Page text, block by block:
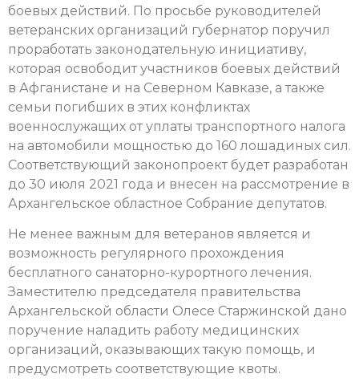
боевых действий. По просьбе руководителей
ветеранских организаций губернатор поручил
проработать законодательную инициативу,
которая освободит участников боевых действий
в Афганистане и на Северном Кавказе, а также
семьи погибших в этих конфликтах
военнослужащих от уплаты транспортного налога
на автомобили мощностью до 160 лошадиных сил.
Соответствующий законопроект будет разработан
до 30 июля 2021 года и внесен на рассмотрение в
Архангельское областное Собрание депутатов.
Не менее важным для ветеранов является и
возможность регулярного прохождения
бесплатного санаторно-курортного лечения.
Заместителю председателя правительства
Архангельской области Олесе Старжинской дано
поручение наладить работу медицинских
организаций, оказывающих такую помощь, и
предусмотреть соответствующие квоты.